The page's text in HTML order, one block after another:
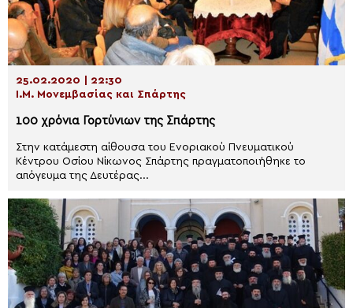
25.02.2020 | 22:30
Ι.Μ. Μονεμβασίας και Σπάρτης
100 χρόνια Γορτύνιων της Σπάρτης
Στην κατάμεστη αίθουσα του Ενοριακού Πνευματικού
Κέντρου Οσίου Νίκωνος Σπάρτης πραγματοποιήθηκε το
απόγευμα της Δευτέρας...